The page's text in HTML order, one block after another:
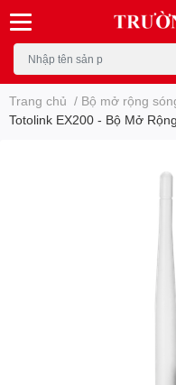
Trang chủ / Bộ mở rộng
Totolink EX200 - Bộ Mở